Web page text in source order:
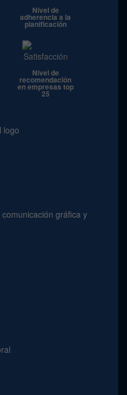
Nivel de
adherencia a la
planificación
Nivel de
recomendación
en empresas top
25
gráfica y